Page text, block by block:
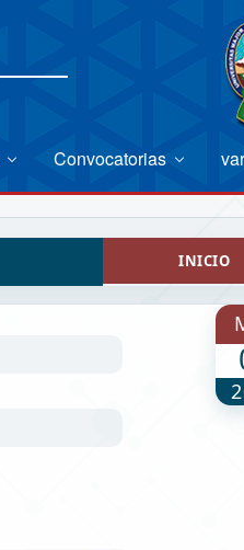
Convocatorias
INICIO